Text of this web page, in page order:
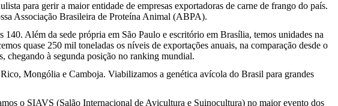
para gerir a maior entidade de empresas exportadoras de carne de frango do país.
Associação Brasileira de Proteína Animal (ABPA).
Além da sede própria em São Paulo e escritório em Brasília, temos unidades na
quase 250 mil toneladas os níveis de exportações anuais, na comparação desde o
chegando à segunda posição no ranking mundial.
Mongólia e Camboja. Viabilizamos a genética avícola do Brasil para grandes
o SIAVS (Salão Internacional de Avicultura e Suinocultura) no maior evento dos